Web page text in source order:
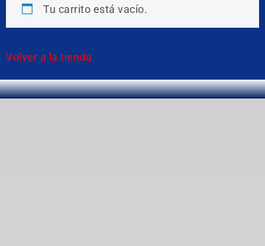
Tu carrito está vacío.
Volver a la tienda